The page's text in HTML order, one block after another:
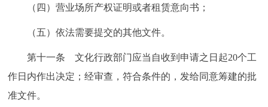
（四）营业场所产权证明或者租赁意向书；
（五）依法需要提交的其他文件。
第十一条 文化行政部门应当自收到申请之日起20个工
作日内作出决定；经审查，符合条件的，发给同意筹建的批
准文件。